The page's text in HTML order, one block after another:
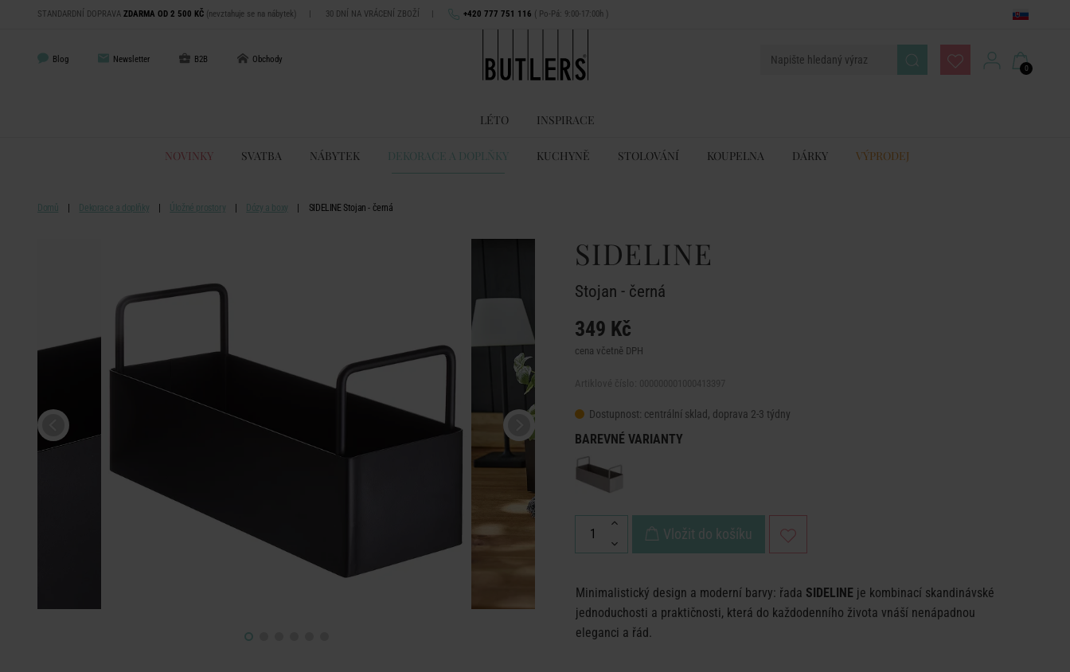
STANDARDNÍ DOPRAVA ZDARMA OD 2 500 KČ (nevztahuje se na nábytek) | 30 DNÍ NA VRÁCENÍ ZBOŽÍ | +420 777 751 116 ( Po-Pá: 9:00-17:00h )
Blog Newsletter B2B Obchody
0
LÉTO INSPIRACE
NOVINKY SVATBA NÁBYTEK DEKORACE A DOPLŇKY KUCHYNĚ STOLOVÁNÍ KOUPELNA DÁRKY VÝPRODEJ
Domů Dekorace a doplňky Úložné prostory Dózy a boxy SIDELINE Stojan - černá
SIDELINE
Stojan - černá
349 Kč
cena včetně DPH
Dostupnost: centrální sklad, doprava 2-3 týdny
BAREVNÉ VARIANTY
Vložit do košíku
Minimalistický design a moderní barvy: řada SIDELINE je kombinací skandinávské
jednoduchosti a praktičnosti, která do každodenního života vnáší nenápadnou
eleganci a řád.